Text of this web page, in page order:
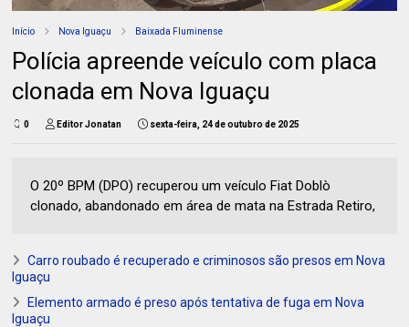
Início Nova Iguaçu Baixada Fluminense
Polícia apreende veículo com placa
clonada em Nova Iguaçu
0 Editor Jonatan sexta-feira, 24 de outubro de 2025
O 20º BPM (DPO) recuperou um veículo Fiat Doblò
clonado, abandonado em área de mata na Estrada Retiro,
Carro roubado é recuperado e criminosos são presos em Nova
Iguaçu
Elemento armado é preso após tentativa de fuga em Nova
Iguaçu